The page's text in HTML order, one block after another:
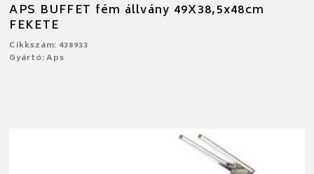
APS BUFFET fém állvány 49X38,5x48cm
FEKETE
Cikkszám: 438933
Gyártó: Aps